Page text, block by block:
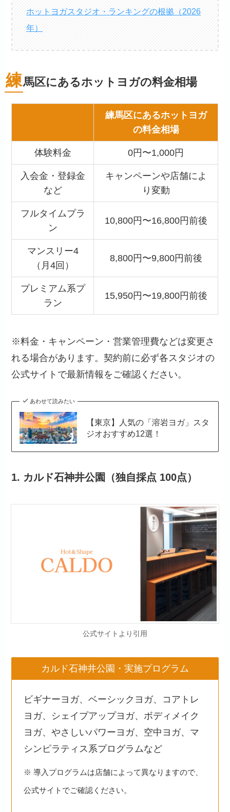
ホットヨガスタジオ・ランキングの根拠（2026
年）
練馬区にあるホットヨガの料金相場
練馬区にあるホットヨガ
の料金相場
体験料金 0円〜1,000円
入会金・登録金
など
キャンペーンや店舗によ
り変動
フルタイムプラ
ン
10,800円〜16,800円前後
マンスリー4
（月4回）
8,800円〜9,800円前後
プレミアム系プ
ラン
15,950円〜19,800円前後
※料金・キャンペーン・営業管理費などは変更さ
れる場合があります。契約前に必ず各スタジオの
公式サイトで最新情報をご確認ください。
あわせて読みたい
【東京】人気の「溶岩ヨガ」スタ
ジオおすすめ12選！
1. カルド石神井公園 （独自採点 100点）
公式サイトより引用
カルド石神井公園・実施プログラム
ビギナーヨガ、ベーシックヨガ、コアトレ
ヨガ、シェイプアップヨガ、ボディメイク
ヨガ、やさしいパワーヨガ、空中ヨガ、マ
シンピラティス系プログラムなど
※ 導入プログラムは店舗によって異なりますので、
公式サイトでご確認ください。